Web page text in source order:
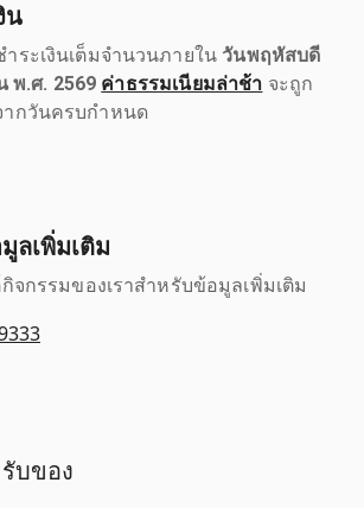
น
ระเงินเต็มจำนวนภายใน วันพฤหัสบดี
พ.ศ. 2569 ค่าธรรมเนียมล่าช้า จะถูก
ากวันครบกำหนด
ลเพิ่มเติม
จกรรมของเราสำหรับข้อมูลเพิ่มเติม
บของ